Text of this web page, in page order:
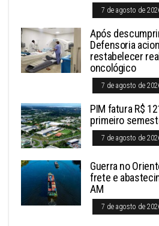
7 de agosto de
Após
Defensoria
restabelecer
oncológico
7 de agosto de
PIM fatura R$
primeiro
7 de agosto de
Guerra no
frete e
AM
7 de agosto de